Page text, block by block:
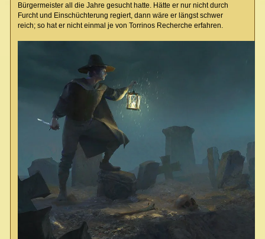
Bürgermeister all die Jahre gesucht hatte. Hätte er nur nicht durch
Furcht und Einschüchterung regiert, dann wäre er längst schwer
reich; so hat er nicht einmal je von Torrinos Recherche erfahren.